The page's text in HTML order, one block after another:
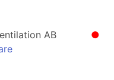
●
AB